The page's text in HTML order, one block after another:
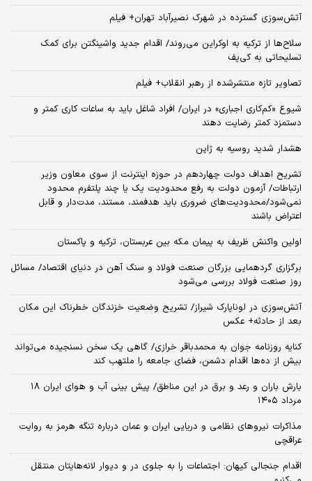
آتش‌سوزی گسترده در شهرک نصیرآباد تهران+ فیلم
سلاح‌ها از ترکیه به اوکراین می‌روند/ اقدام جدید واشینگتن برای کمک
تسلیحاتی به کی‌یف
تصاویر تازه منتشرشده از رهبر انقلاب+ فیلم
شیوع «کم‌کاری اجباری» در ایران/ افراد شاغل باید به ساعات کاری کمتر و
دستمزد کمتر رضایت دهند
هشدار شدید روسیه به ژاپن
تشریح اهداف دولت چهاردهم در حوزه اینترنت از سوی معاون وزیر
ارتباطات/ آزمون دولت به رفع محدودیت یک یا چند پلتفرم محدود
نمی‌‎شود/محدودیت‌های ضروری باید هدفمند، مستند، مدت‌دار و قابل
اعتراض باشند
اولین واکنش ظریف به پیمان مکه بین عربستان، ترکیه و پاکستان
برگزاری گردهمایی بزرگان صنعت فولاد و سنگ آهن در دنیای اقتصاد/ مسائل
روز صنعت فولاد بررسی می‌شود
آتش‌سوزی در لوناپارک شیراز/ تشریح وضعیت خزندگان خطرناک این مکان
بعد از حادثه+ عکس
کنایه روزنامه جوان به محمدباقر خرازی/ گاهی یک سخن نسنجیده می‌تواند
بیش از ده‌ها اقدام دشمن، فضای جامعه را ملتهب کند
بارش باران و رعد و برق در این مناطق/ پیش بینی آب و هوای ایران ۱۸
مرداد ۱۴۰۵
مذاکرات نیروهای نظامی و دریایی ایران و عمان درباره تنگه هرمز به روایت
عراقچی
اقدام جنجالی کیهان: اجتماعات را به جلوی در و دیوار لانه‌هایتان منتقل